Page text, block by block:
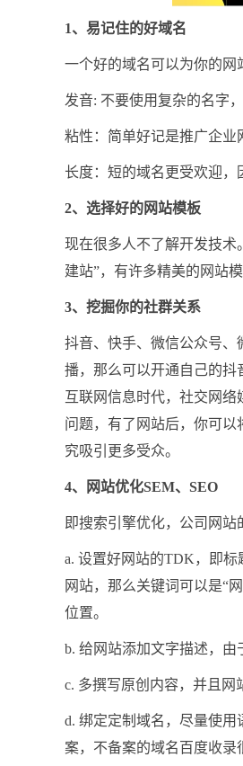
1、易记住的好域名
一个好的域名可以为你的网
发音: 不要使用复杂的名字
粘性：简单好记是推广企业
长度：短的域名更受欢迎，
2、选择好的网站模板
现在很多人不了解开发技术
建站”，有许多精美的网站
3、挖掘你的社群关系
抖音、快手、微信公众号
播，那么可以开通自己的抖
互联网信息时代，社交网
问题，有了网站后，你可
究吸引更多受众。
4、网站优化SEM、SEO
即搜索引擎优化，公司网站
a. 设置好网站的TDK，即标
网站，那么关键词可以是“
位置。
b. 给网站添加文字描述，由
c. 多撰写原创内容，并且网
d. 绑定定制域名，尽量使
案，不备案的域名百度收录